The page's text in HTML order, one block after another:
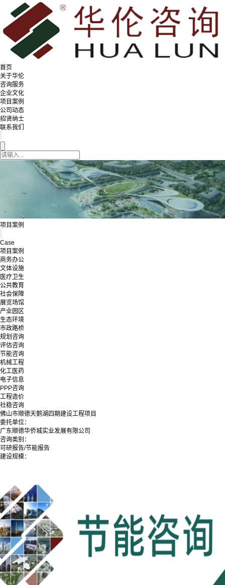
首页
关于华伦
咨询服务
企业文化
项目案例
公司动态
招贤纳士
联系我们
项目案例
Case
项目案例
商务办公
文体设施
医疗卫生
公共教育
社会保障
展览场馆
产业园区
生态环境
市政路桥
规划咨询
评估咨询
节能咨询
机械工程
化工医药
电子信息
PPP咨询
工程造价
社稳咨询
佛山市顺德天鹅湖四期建设工程项目
委托单位：
广东顺德华侨城实业发展有限公司
咨询类别：
可研报告/节能报告
建设规模：